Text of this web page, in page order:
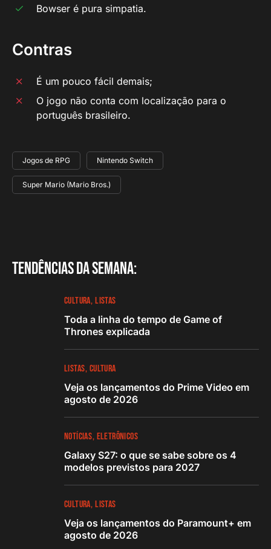
Bowser é pura simpatia.
Contras
É um pouco fácil demais;
O jogo não conta com localização para o
português brasileiro.
Jogos de RPG Nintendo Switch
Super Mario (Mario Bros.)
Tendências da semana:
CULTURA LISTAS
Toda a linha do tempo de Game of
Thrones explicada
LISTAS CULTURA
Veja os lançamentos do Prime Video em
agosto de 2026
NOTÍCIAS ELETRÔNICOS
Galaxy S27: o que se sabe sobre os 4
modelos previstos para 2027
CULTURA LISTAS
Veja os lançamentos do Paramount+ em
agosto de 2026